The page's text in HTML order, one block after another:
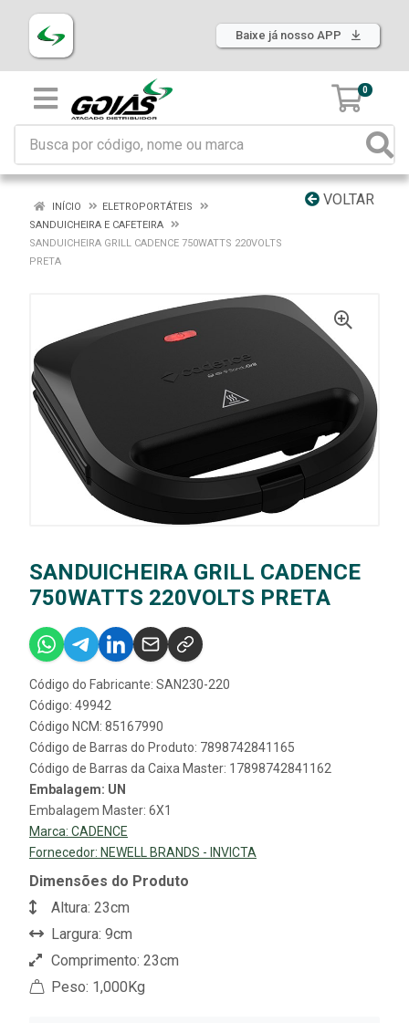
Baixe já nosso APP
0
VOLTAR
INÍCIO
ELETROPORTÁTEIS
SANDUICHEIRA E CAFETEIRA
SANDUICHEIRA GRILL CADENCE 750WATTS 220VOLTS
PRETA
SANDUICHEIRA GRILL CADENCE
750WATTS 220VOLTS PRETA
Código do Fabricante: SAN230-220
Código: 49942
Código NCM: 85167990
Código de Barras do Produto: 7898742841165
Código de Barras da Caixa Master: 17898742841162
Embalagem: UN
Embalagem Master: 6X1
Marca: CADENCE
Fornecedor: NEWELL BRANDS - INVICTA
Dimensões do Produto
Altura: 23cm
Largura: 9cm
Comprimento: 23cm
Peso: 1,000Kg